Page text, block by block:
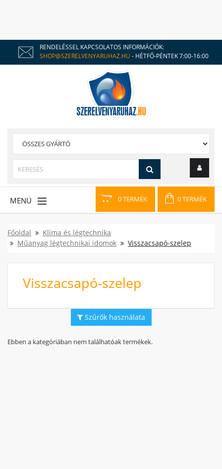
RENDELÉSSEL KAPCSOLATOS INFORMÁCIÓK:
SHOP@SZERELVENYARUHAZ.HU - HÉTFŐ-PÉNTEK 7:00-16:00
0 TERMÉK 0 TERMÉK
MENÜ
Főoldal
Klíma és légtechnika
Műanyag légtechnikai idomok
Visszacsapó-szelep
Visszacsapó-szelep
Szűrők használata
Ebben a kategóriában nem találhatóak termékek.